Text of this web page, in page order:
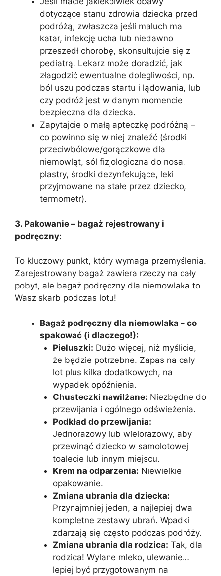
dotyczące stanu zdrowia dziecka przed
podróżą, zwłaszcza jeśli maluch ma
katar, infekcję ucha lub niedawno
przeszedł chorobę, skonsultujcie się z
pediatrą. Lekarz może doradzić, jak
złagodzić ewentualne dolegliwości, np.
ból uszu podczas startu i lądowania, lub
czy podróż jest w danym momencie
bezpieczna dla dziecka.
Zapytajcie o małą apteczkę podróżną –
co powinno się w niej znaleźć (środki
przeciwbólowe/gorączkowe dla
niemowląt, sól fizjologiczna do nosa,
plastry, środki dezynfekujące, leki
przyjmowane na stałe przez dziecko,
termometr).
3. Pakowanie – bagaż rejestrowany i
podręczny:
To kluczowy punkt, który wymaga przemyślenia.
Zarejestrowany bagaż zawiera rzeczy na cały
pobyt, ale bagaż podręczny dla niemowlaka to
Wasz skarb podczas lotu!
Bagaż podręczny dla niemowlaka – co
spakować (i dlaczego!):
Pieluszki: Dużo więcej, niż myślicie,
że będzie potrzebne. Zapas na cały
lot plus kilka dodatkowych, na
wypadek opóźnienia.
Chusteczki nawilżane: Niezbędne do
przewijania i ogólnego odświeżenia.
Podkład do przewijania:
Jednorazowy lub wielorazowy, aby
przewinąć dziecko w samolotowej
toalecie lub innym miejscu.
Krem na odparzenia: Niewielkie
opakowanie.
Zmiana ubrania dla dziecka:
Przynajmniej jeden, a najlepiej dwa
kompletne zestawy ubrań. Wpadki
zdarzają się często podczas podróży.
Zmiana ubrania dla rodzica: Tak, dla
rodzica! Wylane mleko, ulewanie…
lepiej być przygotowanym na